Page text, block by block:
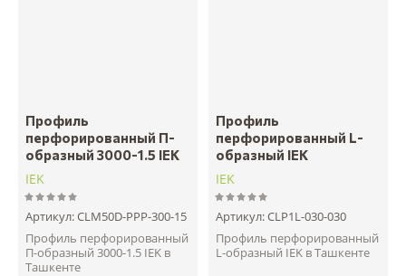
Профиль
перфорированный П-
образный 3000-1.5 IEK
IEK
Артикул:CLM50D-PPP-300-15
Профиль перфорированный
П-образный 3000-1.5 IEK в
Ташкенте
Профиль
перфорированный L-
образный IEK
IEK
Артикул:CLP1L-030-030
Профиль перфорированный
L-образный IEK в Ташкенте